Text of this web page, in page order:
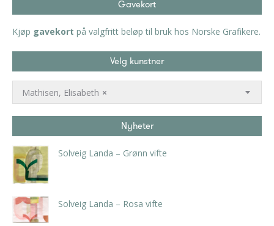
Gavekort
Kjøp gavekort på valgfritt beløp til bruk hos Norske Grafikere.
Velg kunstner
×
Mathisen, Elisabeth
Nyheter
Solveig Landa – Grønn vifte
Solveig Landa – Rosa vifte